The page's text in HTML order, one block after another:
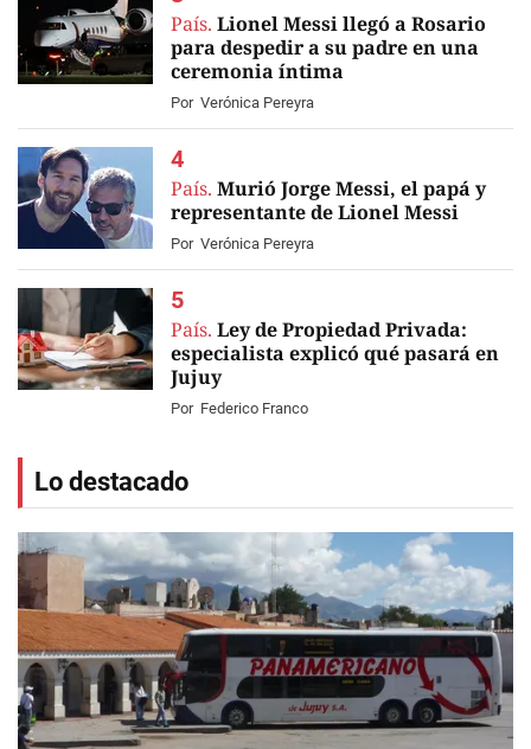
País. Lionel Messi llegó a Rosario
para despedir a su padre en una
ceremonia íntima
Por Verónica Pereyra
País. Murió Jorge Messi, el papá y
representante de Lionel Messi
Por Verónica Pereyra
País. Ley de Propiedad Privada:
especialista explicó qué pasará en
Jujuy
Por Federico Franco
Lo destacado